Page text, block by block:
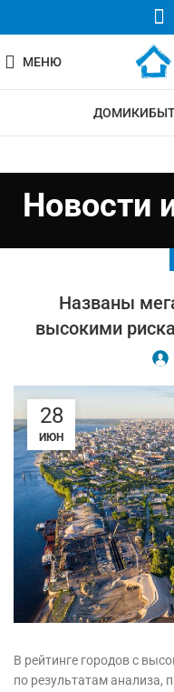
МЕНЮ
ДОМИКИ
Новости
Названы
высокими
28
ИЮН
В рейтинге городов с
по результатам анализа,